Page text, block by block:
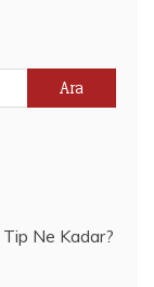
Ne Kadar?